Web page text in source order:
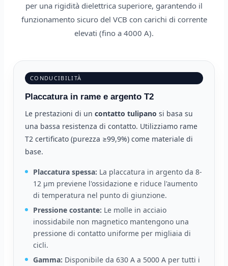
per una rigidità dielettrica superiore, garantendo il
funzionamento sicuro del VCB con carichi di corrente
elevati (fino a 4000 A).
CONDUCIBILITÀ
Placcatura in rame e argento T2
Le prestazioni di un contatto tulipano si basa su
una bassa resistenza di contatto. Utilizziamo rame
T2 certificato (purezza ≥99,9%) come materiale di
base.
Placcatura spessa: La placcatura in argento da 8-
12 μm previene l'ossidazione e riduce l'aumento
di temperatura nel punto di giunzione.
Pressione costante: Le molle in acciaio
inossidabile non magnetico mantengono una
pressione di contatto uniforme per migliaia di
cicli.
Gamma: Disponibile da 630 A a 5000 A per tutti i